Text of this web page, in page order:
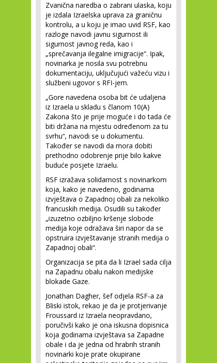
Zvanična naredba o zabrani ulaska, koju
je izdala Izraelska uprava za graničnu
kontrolu, a u koju je imao uvid RSF, kao
razloge navodi javnu sigurnost ili
sigurnost javnog reda, kao i
„sprečavanja ilegalne imigracije“. Ipak,
novinarka je nosila svu potrebnu
dokumentaciju, uključujući važeću vizu i
službeni ugovor s RFI-jem.
„Gore navedena osoba bit će udaljena
iz Izraela u skladu s članom 10(A)
Zakona što je prije moguće i do tada će
biti držana na mjestu određenom za tu
svrhu“, navodi se u dokumentu.
Također se navodi da mora dobiti
prethodno odobrenje prije bilo kakve
buduće posjete Izraelu.
RSF izražava solidarnost s novinarkom
koja, kako je navedeno, godinama
izvještava o Zapadnoj obali za nekoliko
francuskih medija. Osudili su također
„izuzetno ozbiljno kršenje slobode
medija koje odražava širi napor da se
opstruira izvještavanje stranih medija o
Zapadnoj obali“.
Organizacija se pita da li Izrael sada cilja
na Zapadnu obalu nakon medijske
blokade Gaze.
Jonathan Dagher, šef odjela RSF-a za
Bliski istok, rekao je da je protjerivanje
Froussard iz Izraela neopravdano,
poručivši kako je ona iskusna dopisnica
koja godinama izvještava sa Zapadne
obale i da je jedna od hrabrih stranih
novinarki koje prate okupirane